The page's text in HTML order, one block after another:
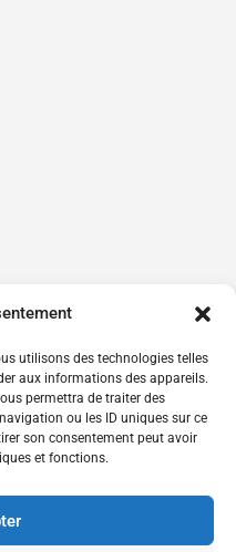
utilisons des technologies telles
aux informations des appareils.
permettra de traiter des
ou les ID uniques sur ce
son consentement peut avoir
et fonctions.